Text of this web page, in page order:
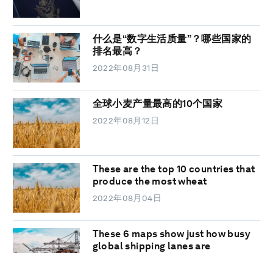
什么是“数字生活质量”？哪些国家的
排名最高？
2022年08月31日
全球小麦产量最高的10个国家
2022年08月12日
These are the top 10 countries that
produce the most wheat
2022年08月04日
These 6 maps show just how busy
global shipping lanes are